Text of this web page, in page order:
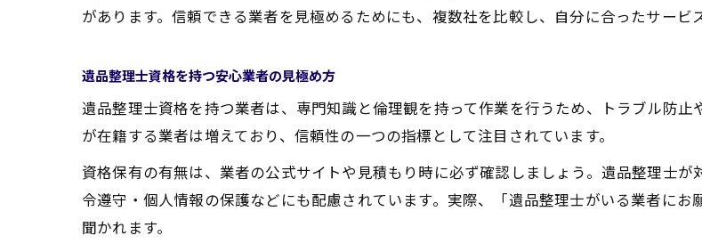
があります。信頼できる業者を見極めるためにも、複数社を比較し、自分に合ったサービ
遺品整理士資格を持つ安心業者の見極め方
遺品整理士資格を持つ業者は、専門知識と倫理観を持って作業を行うため、トラブル防
が在籍する業者は増えており、信頼性の一つの指標として注目されています。
資格保有の有無は、業者の公式サイトや見積もり時に必ず確認しましょう。遺品整理士
令遵守・個人情報の保護などにも配慮されています。実際、「遺品整理士がいる業者に
聞かれます。